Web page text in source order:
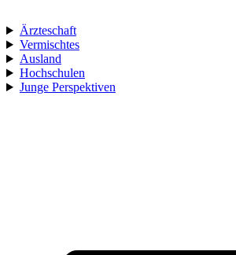
Ärzteschaft
Vermischtes
Ausland
Hochschulen
Junge Perspektiven